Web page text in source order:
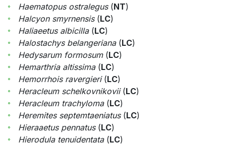
Haematopus ostralegus(NT)
Halcyon smyrnensis(LC)
Haliaeetus albicilla(LC)
Halostachys belangeriana(LC)
Hedysarum formosum(LC)
Hemarthria altissima(LC)
Hemorrhois ravergieri(LC)
Heracleum schelkovnikovii(LC)
Heracleum trachyloma(LC)
Heremites septemtaeniatus(LC)
Hieraaetus pennatus(LC)
Hierodula tenuidentata(LC)